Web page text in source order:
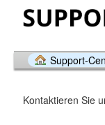
Support-
Kontaktieren Sie